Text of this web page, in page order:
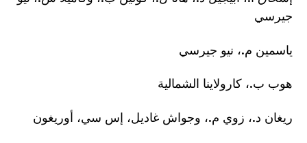
جيرسي
ياسمين م.، نيو جيرسي
هوب ب.، كارولاينا الشمالية
ريغان د.، زوي م.، وجواش غاديل، إس سي، أوريغون